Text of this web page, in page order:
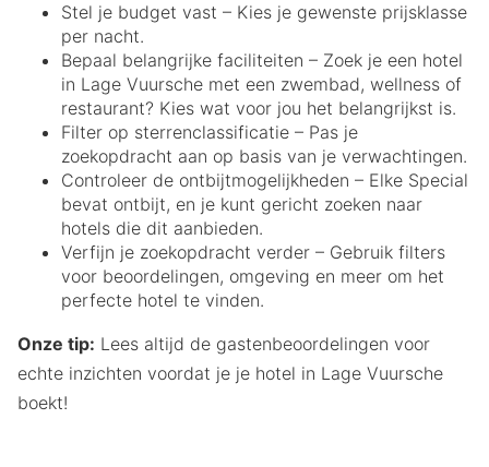
Stel je budget vast – Kies je gewenste prijsklasse
per nacht.
Bepaal belangrijke faciliteiten – Zoek je een hotel
in Lage Vuursche met een zwembad, wellness of
restaurant? Kies wat voor jou het belangrijkst is.
Filter op sterrenclassificatie – Pas je
zoekopdracht aan op basis van je verwachtingen.
Controleer de ontbijtmogelijkheden – Elke Special
bevat ontbijt, en je kunt gericht zoeken naar
hotels die dit aanbieden.
Verfijn je zoekopdracht verder – Gebruik filters
voor beoordelingen, omgeving en meer om het
perfecte hotel te vinden.
Onze tip: Lees altijd de gastenbeoordelingen voor
echte inzichten voordat je je hotel in Lage Vuursche
boekt!